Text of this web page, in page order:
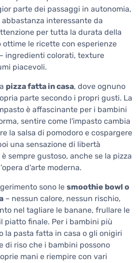
parte dei passaggi in autonomia,
interessante da
per tutta la durata della
ottime le ricette con esperienze
ingredienti colorati, texture
piacevoli.
pizza fatta in casa, dove ognuno
parte secondo i propri gusti. La
è affascinante per i bambini
sentire come l'impasto cambia
la salsa di pomodoro e cospargere
una sensazione di libertà
sempre gustoso, anche se la pizza
d'arte moderna.
sono le smoothie bowl o
– nessun calore, nessun rischio,
nel tagliare le banane, frullare le
piatto finale. Per i bambini più
la pasta fatta in casa o gli onigiri
di riso che i bambini possono
mani e riempire con vari